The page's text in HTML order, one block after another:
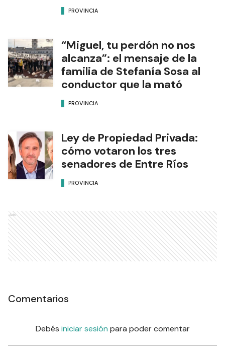
PROVINCIA
“Miguel, tu perdón no nos
alcanza”: el mensaje de la
familia de Stefanía Sosa al
conductor que la mató
PROVINCIA
Ley de Propiedad Privada:
cómo votaron los tres
senadores de Entre Ríos
PROVINCIA
Ads
Comentarios
Debés iniciar sesión para poder comentar